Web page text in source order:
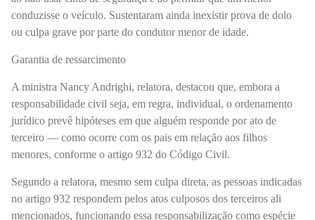
conduzisse o veículo. Sustentaram ainda inexistir prova de dolo
ou culpa grave por parte do condutor menor de idade.
Garantia de ressarcimento
A ministra Nancy Andrighi, relatora, destacou que, embora a
responsabilidade civil seja, em regra, individual, o ordenamento
jurídico prevê hipóteses em que alguém responde por ato de
terceiro — como ocorre com os pais em relação aos filhos
menores, conforme o artigo 932 do Código Civil.
Segundo a relatora, mesmo sem culpa direta, as pessoas indicadas
no artigo 932 respondem pelos atos culposos dos terceiros ali
mencionados, funcionando essa responsabilização como espécie